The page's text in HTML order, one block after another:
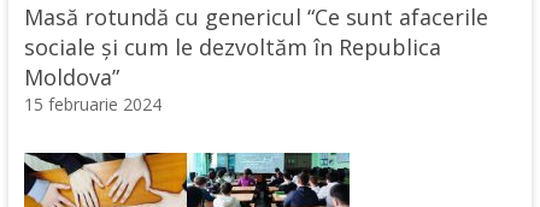
Masă rotundă cu genericul “Ce sunt afacerile
sociale și cum le dezvoltăm în Republica
Moldova”
15 februarie 2024